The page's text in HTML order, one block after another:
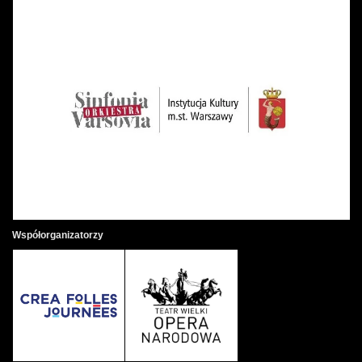
Współorganizatorzy